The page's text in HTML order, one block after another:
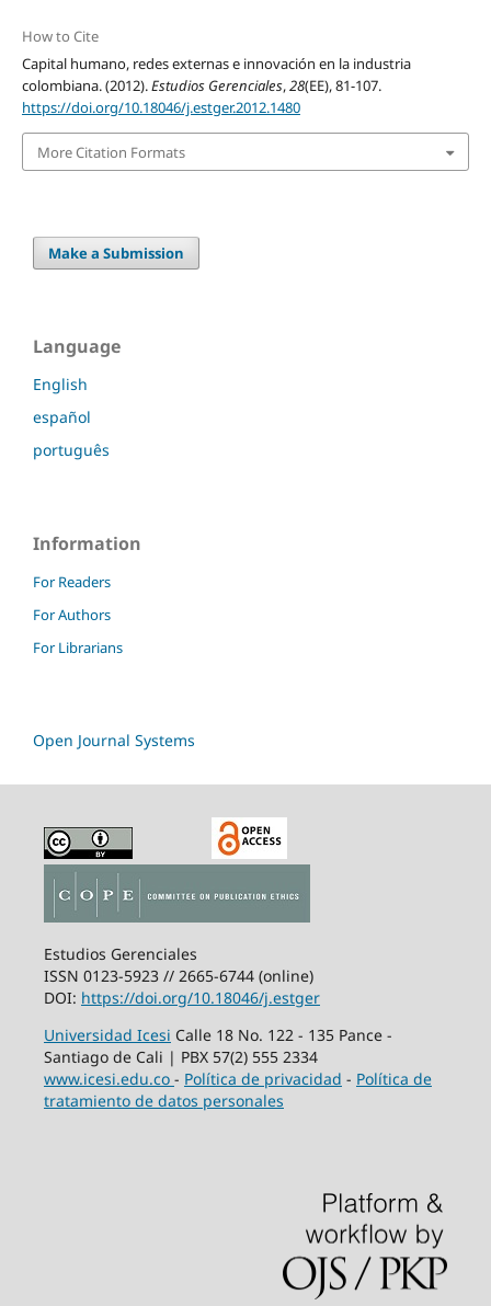
How to Cite
Capital humano, redes externas e innovación en la industria
colombiana. (2012).Estudios Gerenciales,28(EE), 81-107.
https://doi.org/10.18046/j.estger.2012.1480
More Citation Formats
Make a Submission
Language
English
español
português
Information
For Readers
For Authors
For Librarians
Open Journal Systems
Estudios Gerenciales
ISSN 0123-5923 // 2665-6744 (online)
DOI: https://doi.org/10.18046/j.estger
Universidad Icesi Calle 18 No. 122 - 135 Pance -
Santiago de Cali | PBX 57(2) 555 2334
www.icesi.edu.co - Política de privacidad - Política de
tratamiento de datos personales